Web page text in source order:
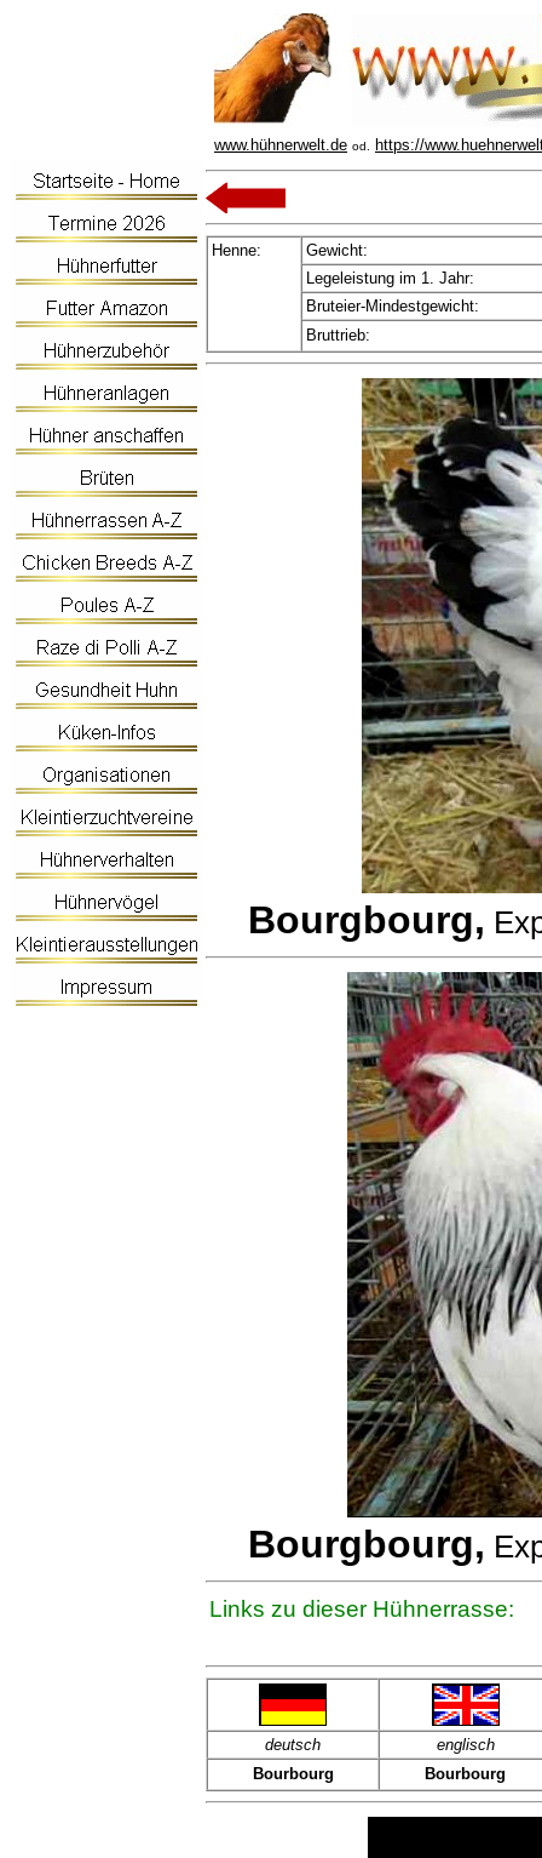
www.hühnerwelt.de od. https://
Henne:
Gewicht:
Legeleistung im 1. Jahr:
Bruteier-Mindestgewicht:
Bruttrieb:
Bourgbourg,
Bourgbourg,
Links zu dieser Hühnerrasse:
deutsch
englisch
Bourbourg
Bourbourg